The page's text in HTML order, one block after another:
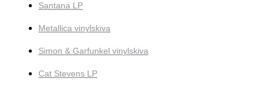
Santana LP
Metallica vinylskiva
Simon & Garfunkel vinylskiva
Cat Stevens LP